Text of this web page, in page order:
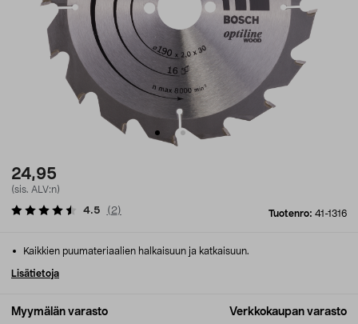
24,95
(sis. ALV:n)
Tuotenro: 41-1316
4.5 ( 2)
Myymälän varasto Verkkokaupan varasto
Kaikkien puumateriaalien halkaisuun ja katkaisuun.
Lisätietoja